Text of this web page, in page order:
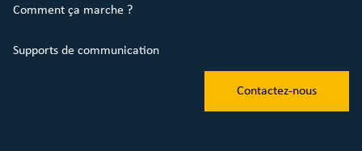
Comment ça marche ?
Supports de communication
Contactez-nous